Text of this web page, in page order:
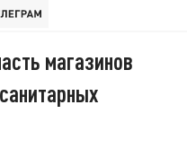
магазинов